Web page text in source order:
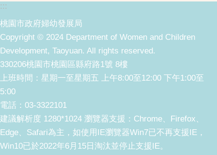
:::
桃園市政府婦幼發展局
Copyright © 2024 Department of Women and Children
Development, Taoyuan. All rights reserved.
330206桃園市桃園區縣府路1號 8樓
上班時間：星期一至星期五 上午8:00至12:00 下午1:00至
5:00
電話：03-3322101
建議解析度 1280*1024 瀏覽器支援：Chrome、Firefox、
Edge、Safari為主，如使用IE瀏覽器Win7已不再支援IE，
Win10已於2022年6月15日淘汰並停止支援IE。